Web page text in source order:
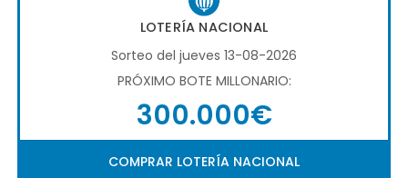
LOTERÍA NACIONAL
Sorteo del jueves 13-08-2026
PRÓXIMO BOTE MILLONARIO:
300.000€
COMPRAR LOTERÍA NACIONAL